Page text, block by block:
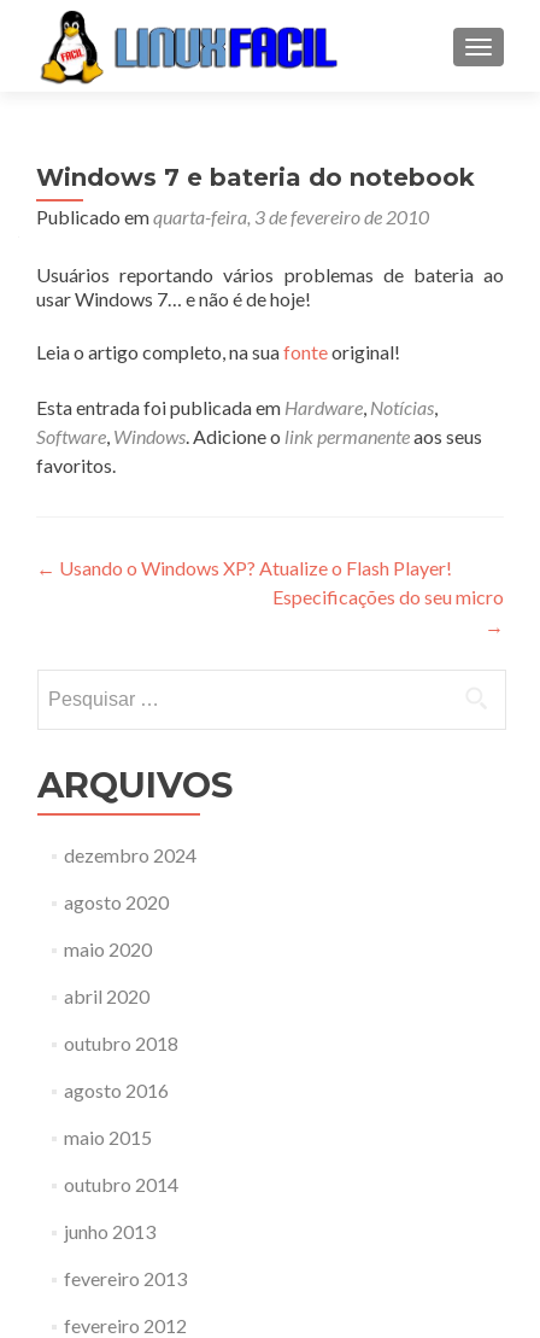
Windows 7 e bateria do notebook
Publicado emquarta-feira, 3 de fevereiro de 2010
Usuários reportando vários problemas de bateria ao
usar Windows 7… e não é de hoje!
Leia o artigo completo, na suafonteoriginal!
Esta entrada foi publicada em Hardware, Notícias,
Software, Windows. Adicione o link permanenteaos seus
favoritos.
Navegação
Post
← Usando o Windows XP? Atualize o Flash Player!
Especificações do seu micro
→
por:
ARQUIVOS
dezembro 2024
agosto 2020
maio 2020
abril 2020
outubro 2018
agosto 2016
maio 2015
outubro 2014
junho 2013
fevereiro 2013
fevereiro 2012